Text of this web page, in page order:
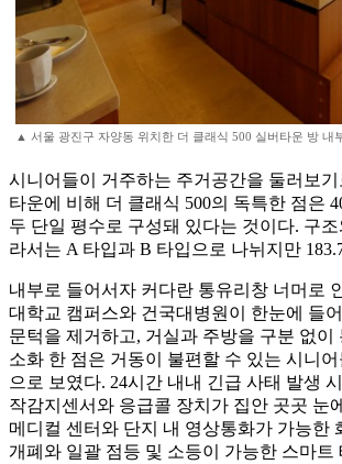
▲ 서울 광진구 자양동 위치한 더 클래식 500 실버타운 방 내
시니어들이 거주하는 주거공간을 둘러보기
타운에 비해 더 클래식 500의 독특한 점은
두 단일 평수로 구성돼 있다는 것이다. 구
라서는 A 타입과 B 타입으로 나뉘지만
내부로 들어서자 커다란 통유리창 너머로
대학교 캠퍼스와 건국대병원이 한눈에 들
문턱을 제거하고, 거실과 주방을 구분 없이
소화 한 점은 거동이 불편할 수 있는 시니
으로 보였다. 24시간 내내 긴급 사태 발생
작감지센서와 응급콜 장치가 집안 곳곳 눈
메디컬 센터와 단지 내 영상통화가 가능한
개폐와 일괄 점등 및 소등이 가능한 스마트